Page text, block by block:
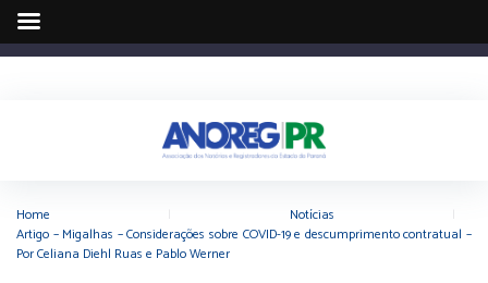
Home Notícias
Artigo – Migalhas – Considerações sobre COVID-19 e descumprimento contratual –
Por Celiana Diehl Ruas e Pablo Werner